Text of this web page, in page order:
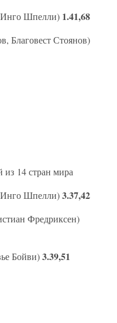
Шпелли) 1.41,68
Благовест Стоянов)
14 стран мира
Шпелли)3.37,42
Фредриксен)
Бойви)3.39,51